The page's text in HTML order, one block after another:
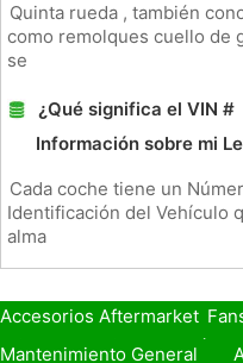
Quinta rueda , también
como remolques cuello de
se
¿Qué significa el VIN #
Información sobre mi
Cada coche tiene un
Identificación del Vehículo
alma
Accesorios Aftermarket
Seguro de Coche
Mantenimiento General